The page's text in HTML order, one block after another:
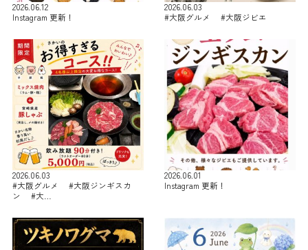
2026.06.12
Instagram 更新！
2026.06.03
#大阪グルメ #大阪ジビエ
2026.06.03
#大阪グルメ #大阪ジンギスカ
ン #大…
2026.06.01
Instagram 更新！